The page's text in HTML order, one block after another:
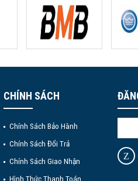
CHÍNH SÁCH
Chính Sách Bảo Hành
Chính Sách Đổi Trả
Chính Sách Giao Nhận
Hình Thức Thanh Toán
Z